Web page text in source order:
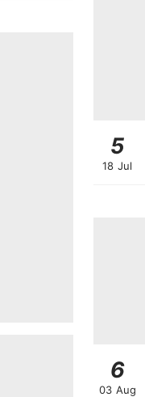
5
18 Jul
6
03 Aug